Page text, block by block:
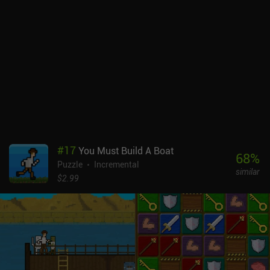
#17You Must Build A Boat
Puzzle
Incremental
$2.99
68%
similar